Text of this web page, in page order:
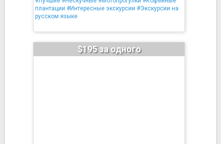
плантации #Интересные экскурсии #Экскурсии на
русском языке
$195 за одного